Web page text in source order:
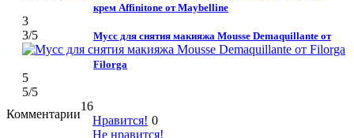
крем Affinitone от Maybelline
3
3/5 Мусс для сня­тия макияжа Mousse Demaquillante от
Filorga
5
5/5
Комментарии
16
Нравится!
Не нравится!
0